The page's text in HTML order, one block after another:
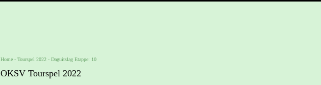
Home- Tourspel 2022- Daguitslag Etappe: 10
OKSV Tourspel 2022